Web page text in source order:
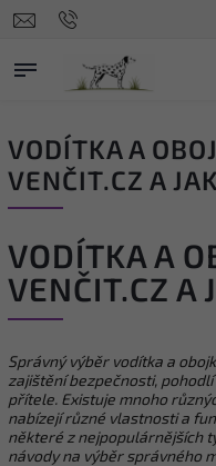
VODÍTKA A
VENČIT.CZ A
VODÍTKA A
VENČIT.CZ A
Správný výběr vodítka a
zajištění bezpečnosti,
přítele. Existuje mnoho
nabízejí různé vlastnosti a
některé z nejpopulárnějších
návody na výběr správného